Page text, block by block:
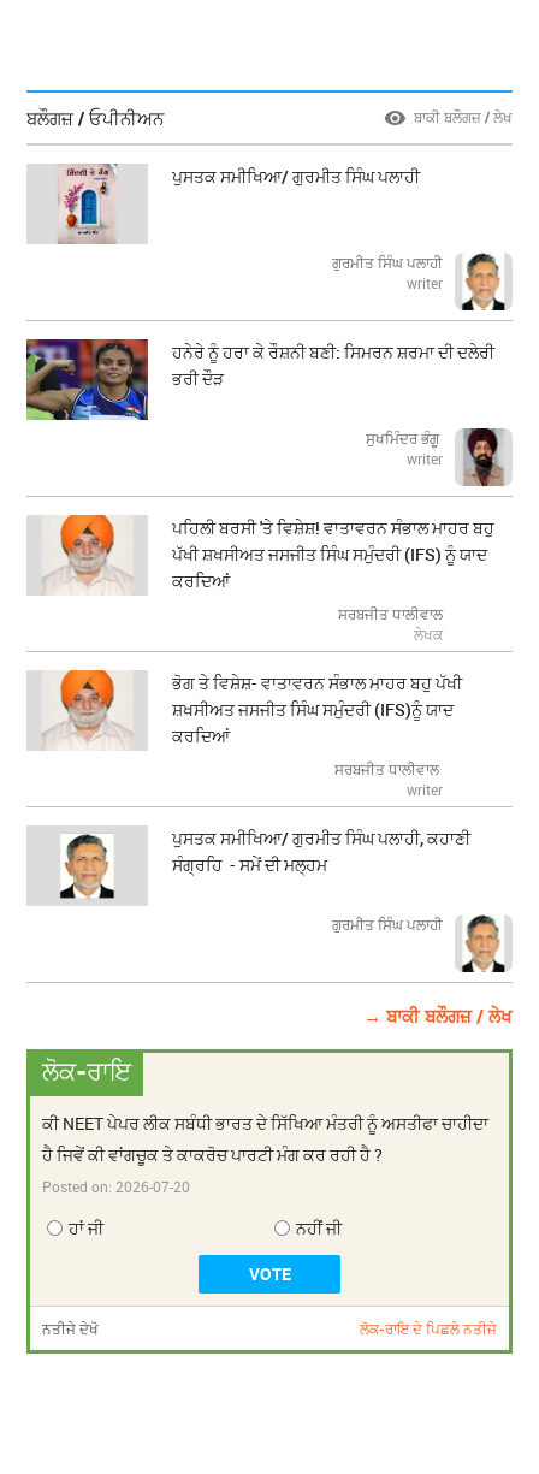
ਬਲੌਗਜ਼ / ਓਪੀਨੀਅਨ ਬਾਕੀ ਬਲੌਗਜ਼ / ਲੇਖ
ਪੁਸਤਕ ਸਮੀਖਿਆ/ ਗੁਰਮੀਤ ਸਿੰਘ ਪਲਾਹੀ
ਗੁਰਮੀਤ ਸਿੰਘ ਪਲਾਹੀ
writer
ਹਨੇਰੇ ਨੂੰ ਹਰਾ ਕੇ ਰੌਸ਼ਨੀ ਬਣੀ: ਸਿਮਰਨ ਸ਼ਰਮਾ ਦੀ ਦਲੇਰੀ
ਭਰੀ ਦੌੜ
ਸੁਖਮਿੰਦਰ ਭੰਗੂ
writer
ਪਹਿਲੀ ਬਰਸੀ 'ਤੇ ਵਿਸ਼ੇਸ਼! ਵਾਤਾਵਰਨ ਸੰਭਾਲ ਮਾਹਰ ਬਹੁ
ਪੱਖੀ ਸ਼ਖਸੀਅਤ ਜਸਜੀਤ ਸਿੰਘ ਸਮੁੰਦਰੀ (IFS) ਨੂੰ ਯਾਦ
ਕਰਦਿਆਂ
ਸਰਬਜੀਤ ਧਾਲੀਵਾਲ
ਲੇਖਕ
ਭੋਗ ਤੇ ਵਿਸ਼ੇਸ਼- ਵਾਤਾਵਰਨ ਸੰਭਾਲ ਮਾਹਰ ਬਹੁ ਪੱਖੀ
ਸ਼ਖਸੀਅਤ ਜਸਜੀਤ ਸਿੰਘ ਸਮੁੰਦਰੀ (IFS)ਨੂੰ ਯਾਦ
ਕਰਦਿਆਂ
ਸਰਬਜੀਤ ਧਾਲੀਵਾਲ
writer
ਪੁਸਤਕ ਸਮੀਖਿਆ/ ਗੁਰਮੀਤ ਸਿੰਘ ਪਲਾਹੀ, ਕਹਾਣੀ
ਸੰਗ੍ਰਹਿ - ਸਮੇਂ ਦੀ ਮਲ੍ਹਮ
ਗੁਰਮੀਤ ਸਿੰਘ ਪਲਾਹੀ
→ ਬਾਕੀ ਬਲੌਗਜ਼ / ਲੇਖ
ਲੋਕ-ਰਾਇ
ਕੀ NEET ਪੇਪਰ ਲੀਕ ਸਬੰਧੀ ਭਾਰਤ ਦੇ ਸਿੱਖਿਆ ਮੰਤਰੀ ਨੂੰ ਅਸਤੀਫਾ ਚਾਹੀਦਾ
ਹੈ ਜਿਵੇਂ ਕੀ ਵਾਂਗਚੂਕ ਤੇ ਕਾਕਰੋਚ ਪਾਰਟੀ ਮੰਗ ਕਰ ਰਹੀ ਹੈ ?
Posted on:2026-07-20
ਹਾਂ ਜੀ ਨਹੀਂ ਜੀ
ਨਤੀਜੇ ਦੇਖੋ ਲੋਕ-ਰਾਇ ਦੇ ਪਿਛਲੇ ਨਤੀਜੇ